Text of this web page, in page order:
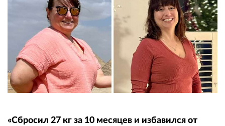
«Сбросил 27 кг за 10 месяцев и избавился от